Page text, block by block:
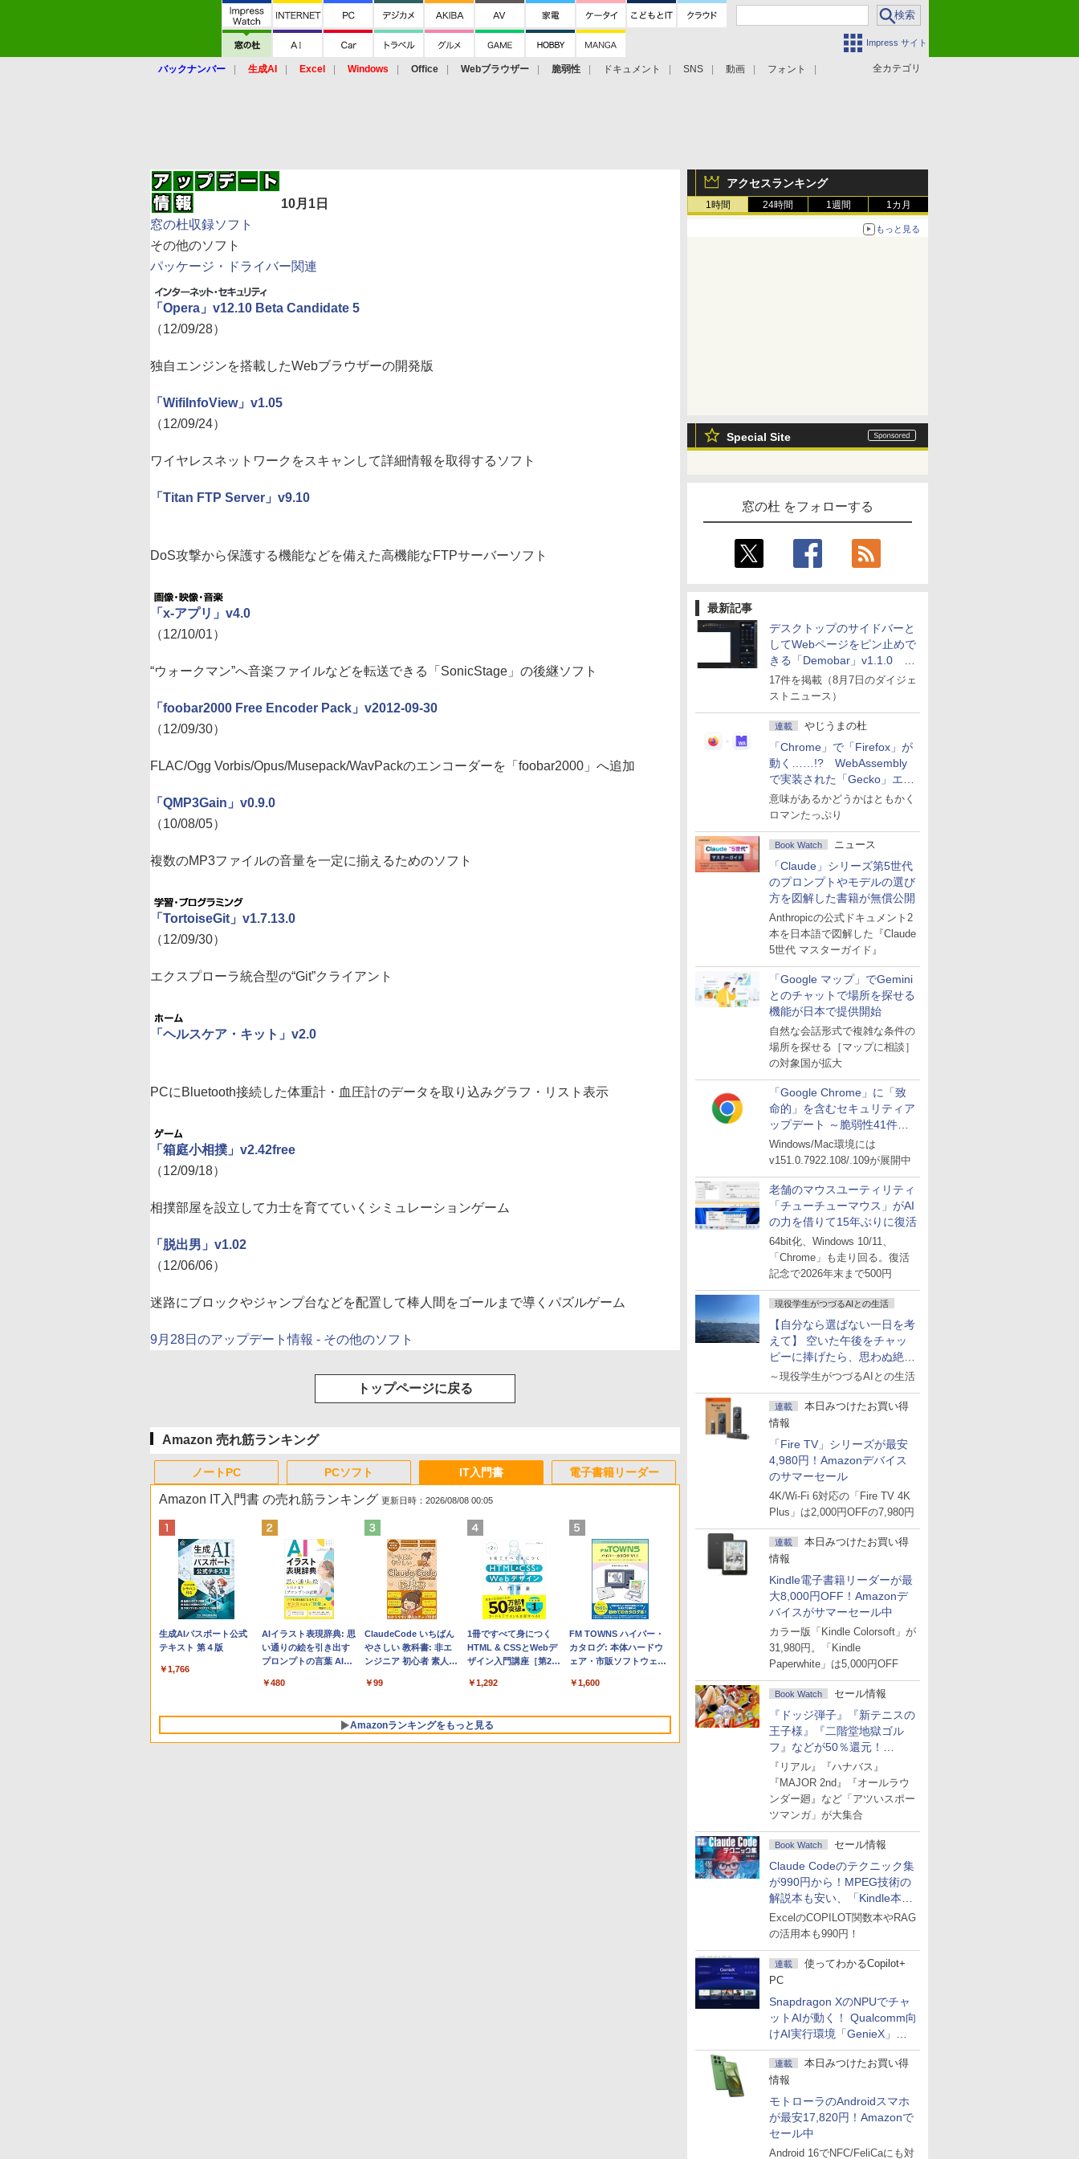
Impress サイト
全カテゴリ
バックナンバー 生成AI Excel Windows Office Webブラウザー 脆弱性 ドキュメント SNS 動画 フォント
アクセスランキング
1時間 24時間 1週間 1カ月
もっと見る
Special Site
窓の杜 をフォローする
最新記事
デスクトップのサイドバーと
してWebページをピン止めで
きる「Demobar」v1.1.0 ほ
か
17件を掲載（8月7日のダイジェ
ストニュース）
連載 やじうまの杜
「Chrome」で「Firefox」が
動く……!? WebAssembly
で実装された「Gecko」エン
ジン
意味があるかどうかはともかく
ロマンたっぷり
Book Watch ニュース
「Claude」シリーズ第5世代
のプロンプトやモデルの選び
方を図解した書籍が無償公開
Anthropicの公式ドキュメント2
本を日本語で図解した『Claude
5世代 マスターガイド』
「Google マップ」でGemini
とのチャットで場所を探せる
機能が日本で提供開始
自然な会話形式で複雑な条件の
場所を探せる［マップに相談］
の対象国が拡大
「Google Chrome」に「致
命的」を含むセキュリティア
ップデート ～脆弱性41件に
対処
Windows/Mac環境には
v151.0.7922.108/.109が展開中
老舗のマウスユーティリティ
「チューチューマウス」がAI
の力を借りて15年ぶりに復活
64bit化、Windows 10/11、
「Chrome」も走り回る。復活
記念で2026年末まで500円
現役学生がつづるAIとの生活
【自分なら選ばない一日を考
えて】 空いた午後をチャッ
ピーに捧げたら、思わぬ絶景
に出会った話
～現役学生がつづるAIとの生活
連載
本日みつけたお買い得
情報
「Fire TV」シリーズが最安
4,980円！Amazonデバイス
のサマーセール
4K/Wi-Fi 6対応の「Fire TV 4K
Plus」は2,000円OFFの7,980円
連載
本日みつけたお買い得
情報
Kindle電子書籍リーダーが最
大8,000円OFF！Amazonデ
バイスがサマーセール中
カラー版「Kindle Colorsoft」が
31,980円。「Kindle
Paperwhite」は5,000円OFF
Book Watch セール情報
『ドッジ弾子』『新テニスの
王子様』『二階堂地獄ゴル
フ』などが50％還元！
Amazonマンガ週末セール
『リアル』『ハナバス』
『MAJOR 2nd』『オールラウ
ンダー廻』など「アツいスポー
ツマンガ」が大集合
Book Watch セール情報
Claude Codeのテクニック集
が990円から！MPEG技術の
解説本も安い、「Kindle本サ
マーセール」第2弾開始！
ExcelのCOPILOT関数本やRAG
の活用本も990円！
連載
使ってわかるCopilot+
PC
Snapdragon XのNPUでチャ
ットAIが動く！ Qualcomm向
けAI実行環境「GenieX」を
試してみた
連載
本日みつけたお買い得
情報
モトローラのAndroidスマホ
が最安17,820円！Amazonで
セール中
Android 16でNFC/FeliCaにも対
10月1日
窓の杜収録ソフト
その他のソフト
パッケージ・ドライバー関連
「Opera」v12.10 Beta Candidate 5
（12/09/28）
独自エンジンを搭載したWebブラウザーの開発版
「WifiInfoView」v1.05
（12/09/24）
ワイヤレスネットワークをスキャンして詳細情報を取得するソフト
「Titan FTP Server」v9.10
DoS攻撃から保護する機能などを備えた高機能なFTPサーバーソフト
「x-アプリ」v4.0
（12/10/01）
“ウォークマン”へ音楽ファイルなどを転送できる「SonicStage」の後継ソフト
「foobar2000 Free Encoder Pack」v2012-09-30
（12/09/30）
FLAC/Ogg Vorbis/Opus/Musepack/WavPackのエンコーダーを「foobar2000」へ追加
「QMP3Gain」v0.9.0
（10/08/05）
複数のMP3ファイルの音量を一定に揃えるためのソフト
「TortoiseGit」v1.7.13.0
（12/09/30）
エクスプローラ統合型の“Git”クライアント
「ヘルスケア・キット」v2.0
PCにBluetooth接続した体重計・血圧計のデータを取り込みグラフ・リスト表示
「箱庭小相撲」v2.42free
（12/09/18）
相撲部屋を設立して力士を育てていくシミュレーションゲーム
「脱出男」v1.02
（12/06/06）
迷路にブロックやジャンプ台などを配置して棒人間をゴールまで導くパズルゲーム
9月28日のアップデート情報 - その他のソフト
トップページに戻る
Amazon 売れ筋ランキング
ノートPC
Apple 2026 MacBook
Neo A18 Proチップ搭
ク：AIとApple
8GBメモリ、512GB
HDカメラ、Touch ID -
tomtoc 360°保護 15.6
16インチ パソコンケー
ス Dell NEC Lavie
Lenovo対応
￥2,952
Apple 2026 MacBook
Air M5チップ搭載13イ
ンチノートブック：AI
13.6インチLiquid
16GBユニファイドメモ
リ、1TB SSDストレー
ジ、12MPセンターフレ
￥261,414
【Amazon.co.jp限定】
HP ノートパソコン 15-
fd 15.6インチ 16GBメ
テル Core 5
￥129,800
FMV ノートパソコン
WE1-K3 (MS 365
Personal/Copilotキー搭
i5/16GB/SSD 512GB/ホ
FMVWK3E15W_AZ
￥139,880
PCソフト
Robloxギフトカード -
800 Robux 【限定バー
む】 【オンラインゲー
版
Robloxギフトカード -
1000 Robux 【限定バ
ーチャルアイテムを含
ムコード】 ロブロック
￥1,600
Microsoft Office
Home & Business
2024(最新 永続版)|オン
版|Windows11、
￥39,582
Robloxギフトカード -
2,000 Robux 【限定バ
ーチャルアイテムを含
ムコード】 ロブロック
版
￥3,200
Windows版 | Minecraft
(マインクラフト): Java &
Bedrock Edition | オンラ
￥3,600
IT入門書
Amazon IT入門書 の売れ筋ランキング 更新日時：2026/08/08 00:05
生成AIパスポート公式
テキスト 第４版
￥1,766
AIイラスト表現辞典: 思
い通りの絵を引き出す
プロンプトの言葉 AI画
イラストLabo)
￥480
ClaudeCode いちばん
やさしい 教科書: 非エ
ンジニア 初心者 素人
アル AI副業にもコンテ
版にも！ 非エンジニア
のためのAIコーディン
グ入門シリーズ
￥99
1冊ですべて身につく
HTML & CSSとWebデ
ザイン入門講座［第2
￥1,292
FM TOWNS ハイパー・
カタログ: 本体ハードウ
ェア・市販ソフトウェア
最新エミュレータ紹介
￥1,600
Amazonランキングをもっと見る
電子書籍リーダー